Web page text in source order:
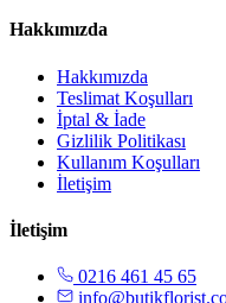
Hakkımızda
Hakkımızda
Teslimat Koşulları
İptal & İade
Gizlilik Politikası
Kullanım Koşulları
İletişim
İletişim
0216 461 45 65